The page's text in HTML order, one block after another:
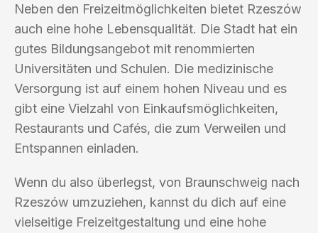
Neben den Freizeitmöglichkeiten bietet Rzeszów
auch eine hohe Lebensqualität. Die Stadt hat ein
gutes Bildungsangebot mit renommierten
Universitäten und Schulen. Die medizinische
Versorgung ist auf einem hohen Niveau und es
gibt eine Vielzahl von Einkaufsmöglichkeiten,
Restaurants und Cafés, die zum Verweilen und
Entspannen einladen.
Wenn du also überlegst, von Braunschweig nach
Rzeszów umzuziehen, kannst du dich auf eine
vielseitige Freizeitgestaltung und eine hohe